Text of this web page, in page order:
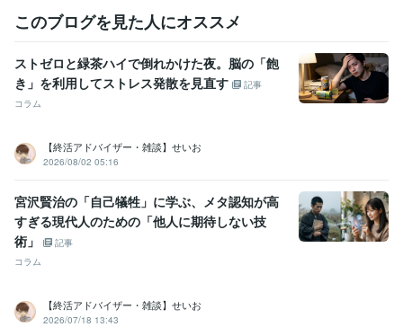
学歴
山口大学 2017年3月 ~ 2021年2月
このブログを見た人にオススメ
ストゼロと緑茶ハイで倒れかけた夜。脳の「飽
き」を利用してストレス発散を見直す
記事
コラム
【終活アドバイザー・雑談】せいお
2026/08/02 05:16
宮沢賢治の「自己犠牲」に学ぶ、メタ認知が高
すぎる現代人のための「他人に期待しない技
術」
記事
コラム
【終活アドバイザー・雑談】せいお
2026/07/18 13:43